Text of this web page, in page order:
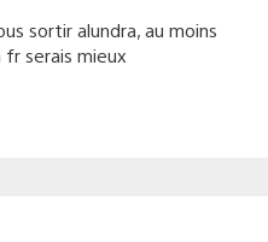
sortir alundra, au moins
fr serais mieux